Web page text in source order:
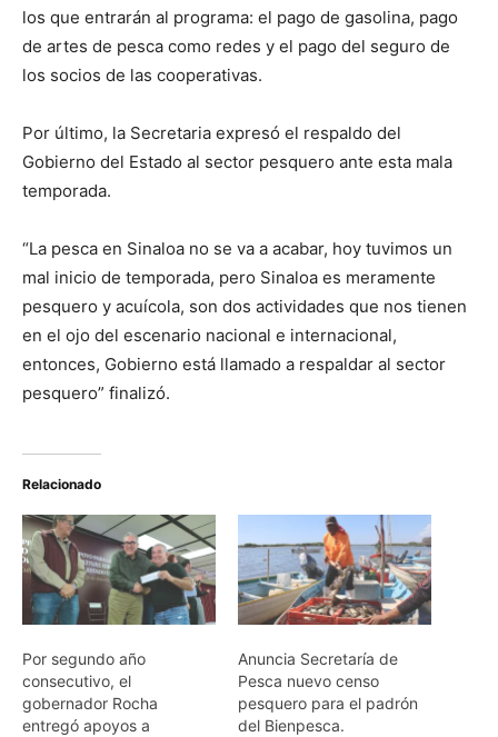
los que entrarán al programa: el pago de gasolina, pago
de artes de pesca como redes y el pago del seguro de
los socios de las cooperativas.
Por último, la Secretaria expresó el respaldo del
Gobierno del Estado al sector pesquero ante esta mala
temporada.
“La pesca en Sinaloa no se va a acabar, hoy tuvimos un
mal inicio de temporada, pero Sinaloa es meramente
pesquero y acuícola, son dos actividades que nos tienen
en el ojo del escenario nacional e internacional,
entonces, Gobierno está llamado a respaldar al sector
pesquero” finalizó.
Relacionado
Por segundo año
consecutivo, el
gobernador Rocha
entregó apoyos a
Anuncia Secretaría de
Pesca nuevo censo
pesquero para el padrón
del Bienpesca.